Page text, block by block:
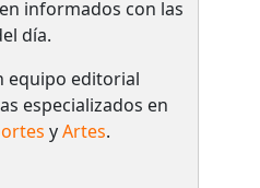
informados con las
día.
equipo editorial
especializados en
yArtes.